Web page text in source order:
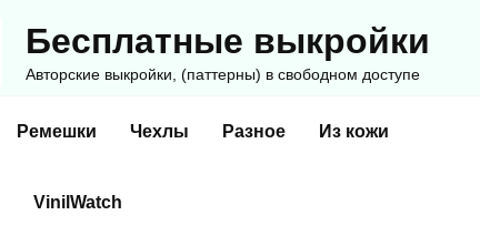
Бесплатные выкройки
Авторские выкройки, (паттерны) в свободном доступе
Ремешки Чехлы Разное Из кожи
VinilWatch